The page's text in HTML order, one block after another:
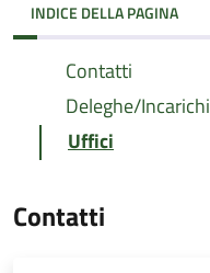
INDICE DELLA PAGINA
Contatti
Deleghe/Incarichi
Uffici
Contatti